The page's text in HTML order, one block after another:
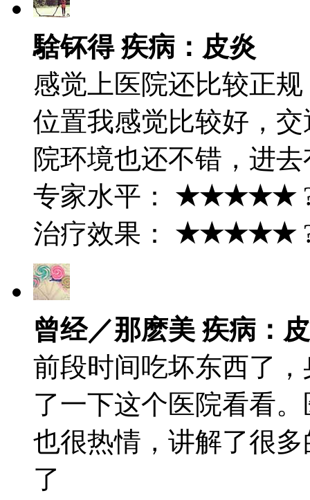
騇钚得 疾病：皮炎
感觉上医院还比较正
位置我感觉比较好，
院环境也还不错，进
专家水平： ★★★★★
治疗效果： ★★★★★
曾经／那麽美 疾病：
前段时间吃坏东西了
了一下这个医院看看
也很热情，讲解了很
了